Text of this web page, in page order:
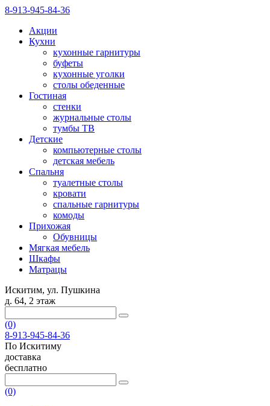
8-913-945-84-36
Акции
Кухни
кухонные гарнитуры
буфеты
кухонные уголки
столы обеденные
Гостиная
стенки
журнальные столы
тумбы ТВ
Детские
компьютерные столы
детская мебель
Спальня
туалетные столы
кровати
спальные гарнитуры
комоды
Прихожая
Обувницы
Мягкая мебель
Шкафы
Матрацы
Искитим, ул. Пушкина
д. 64, 2 этаж
(0)
8-913-945-84-36
По Искитиму
доставка
бесплатно
(0)